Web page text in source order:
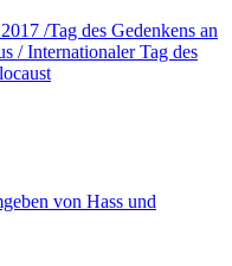
/Tag des Gedenkens an
/ Internationaler Tag des
von Hass und